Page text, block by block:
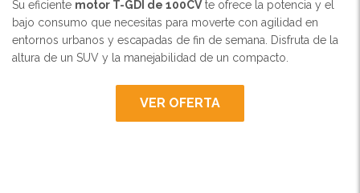
Su eficiente motor T-GDI de 100CVte ofrece la potencia y el
bajo consumo que necesitas para moverte con agilidad en
entornos urbanos y escapadas de fin de semana. Disfruta de la
altura de un SUV y la manejabilidad de un compacto.
VER OFERTA